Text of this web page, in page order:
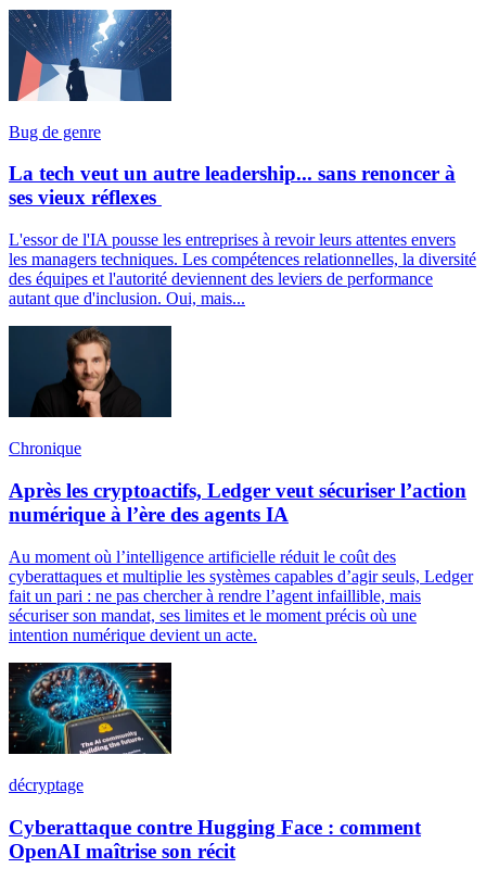
Bug de genre
La tech veut un autre leadership... sans renoncer à
ses vieux réflexes
L'essor de l'IA pousse les entreprises à revoir leurs attentes envers
les managers techniques. Les compétences relationnelles, la diversité
des équipes et l'autorité deviennent des leviers de performance
autant que d'inclusion. Oui, mais...
Chronique
Après les cryptoactifs, Ledger veut sécuriser l’action
numérique à l’ère des agents IA
Au moment où l’intelligence artificielle réduit le coût des
cyberattaques et multiplie les systèmes capables d’agir seuls, Ledger
fait un pari : ne pas chercher à rendre l’agent infaillible, mais
sécuriser son mandat, ses limites et le moment précis où une
intention numérique devient un acte.
décryptage
Cyberattaque contre Hugging Face : comment
OpenAI maîtrise son récit